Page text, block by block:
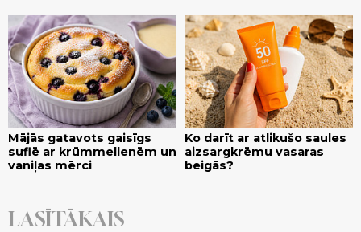
Mājās gatavots gaisīgs
suflē ar krūmmellenēm un
vaniļas mērci
Ko darīt ar atlikušo saules
aizsargkrēmu vasaras
beigās?
LASĪTĀKAIS